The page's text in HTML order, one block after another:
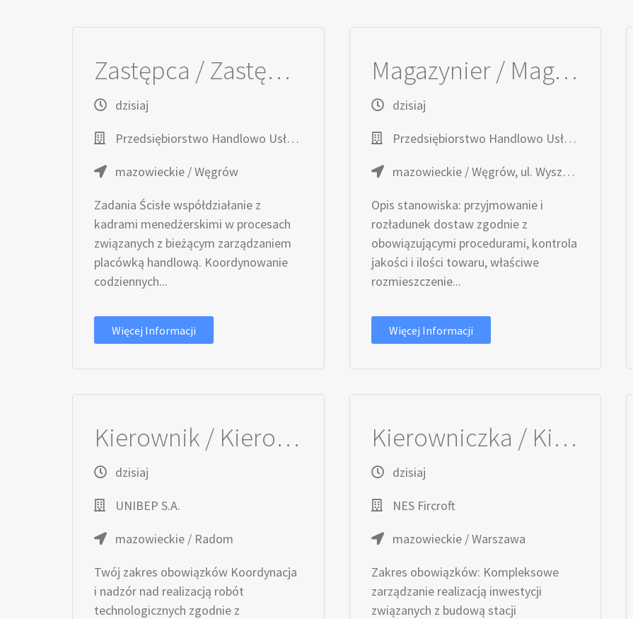
Zastępca / Zastępczyni Kierownika / Kierowniczki sklepu
dzisiaj
Przedsiębiorstwo Handlowo Usługowe TOPAZ
mazowieckie / Węgrów
Zadania Ścisłe współdziałanie z
kadrami menedżerskimi w procesach
związanych z bieżącym zarządzaniem
placówką handlową. Koordynowanie
codziennych...
Więcej Informacji
Magazynier / Magazynierka
dzisiaj
Przedsiębiorstwo Handlowo Usługowe TOPAZ
mazowieckie / Węgrów, ul. Wyszyńskiego 7
Opis stanowiska: przyjmowanie i
rozładunek dostaw zgodnie z
obowiązującymi procedurami, kontrola
jakości i ilości towaru, właściwe
rozmieszczenie...
Więcej Informacji
Kierownik / Kierowniczka robót technologicznych
dzisiaj
UNIBEP S.A.
mazowieckie / Radom
Twój zakres obowiązków Koordynacja
i nadzór nad realizacją robót
technologicznych zgodnie z
Kierowniczka / Kierownik projektu – Elektroenergetyka
dzisiaj
NES Fircroft
mazowieckie / Warszawa
Zakres obowiązków: Kompleksowe
zarządzanie realizacją inwestycji
związanych z budową stacji